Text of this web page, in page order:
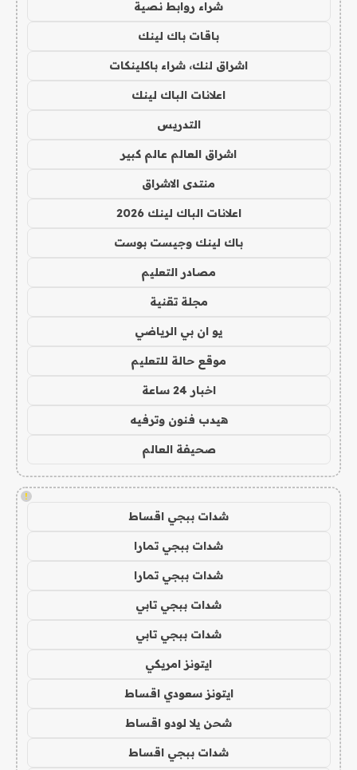
شراء روابط نصية
باقات باك لينك
اشراق لنك، شراء باكلينكات
اعلانات الباك لينك
التدريس
اشراق العالم عالم كبير
منتدى الاشراق
اعلانات الباك لينك 2026
باك لينك وجيست بوست
مصادر التعليم
مجلة تقنية
يو ان بي الرياضي
موقع حالة للتعليم
اخبار 24 ساعة
هيدب فنون وترفيه
صحيفة العالم
!
شدات ببجي اقساط
شدات ببجي تمارا
شدات ببجي تمارا
شدات ببجي تابي
شدات ببجي تابي
ايتونز امريكي
ايتونز سعودي اقساط
شحن يلا لودو اقساط
شدات ببجي اقساط